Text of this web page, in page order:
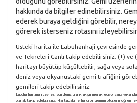
hakkında da bilgiler edinebilirsiniz.
ederek buraya geldiğini görebilir,
görerek isterseniz rotasını
Üsteki harita ile Labuhanhaji çevresinde
ve Tekneleri Canlı takip edebilirsiniz. (+) ve
haritayı büyütüp küçültebilir, sağa veya
deniz veya okyanustaki gemi trafiğini
gemileri takip edebilirsiniz.
Labuhanhaji limanı çevresi son deniz trafik akışını merak ediyorsanız
olarak takip edebilirsiniz. Haritadaki herhangi bir geminin bilgilerini